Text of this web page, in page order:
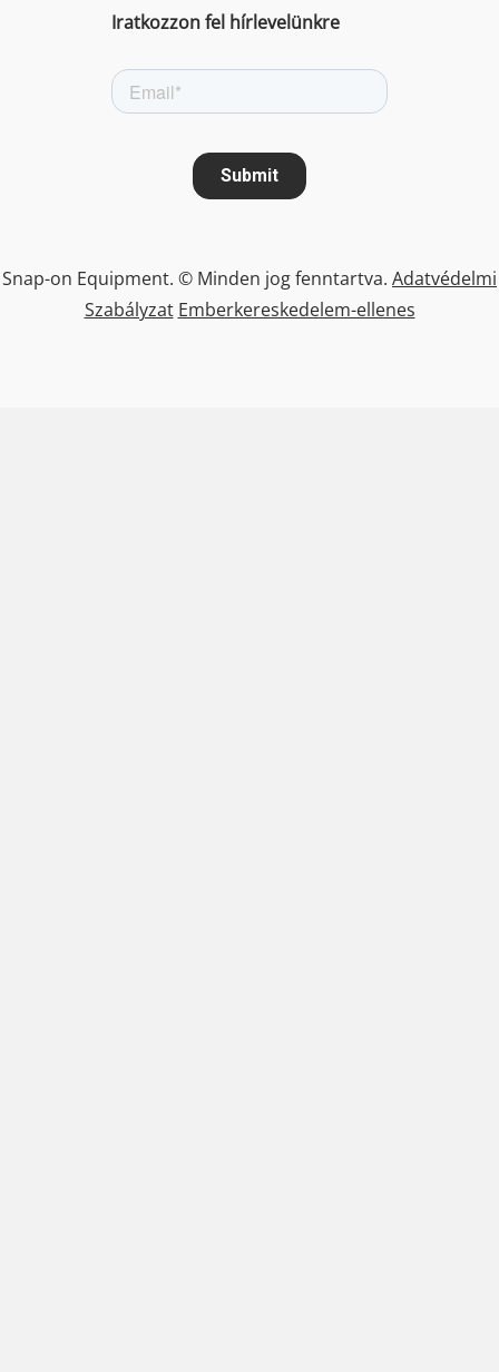
Iratkozzon fel hírlevelünkre
Snap-on Equipment. © Minden jog fenntartva. Adatvédelmi
Szabályzat Emberkereskedelem-ellenes